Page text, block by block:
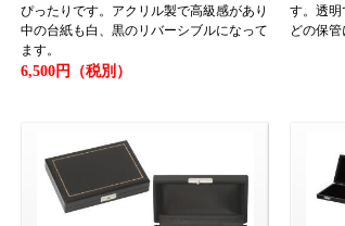
ぴったりです。アクリル製で高級感があり
中の台紙も白、黒のリバーシブルになって
ます。
6,500円（税別）
す。透明
どの保管